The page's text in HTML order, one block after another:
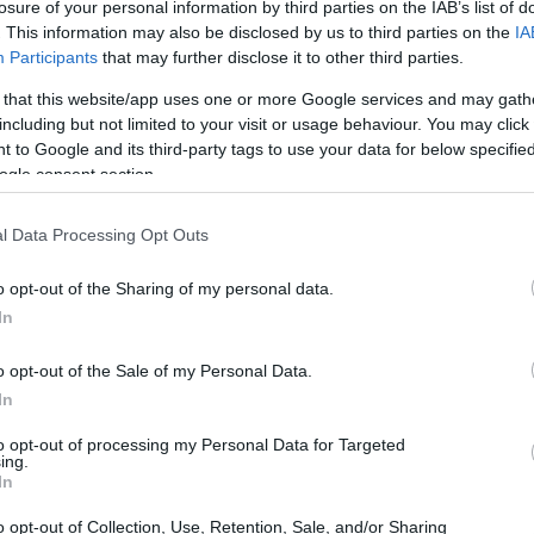
of your personal information by third parties on the IAB’s list of
This information may also be disclosed by us to third parties on the
Participants that may further disclose it to other third parties.
that this website/app uses one or more Google services and may
but not limited to your visit or usage behaviour. You may
to Google and its third-party tags to use your data for below
consent section.
Data Processing Opt Outs
opt-out of the Sharing of my personal data.
opt-out of the Sale of my Personal Data.
opt-out of processing my Personal Data for Targeted
opt-out of Collection, Use, Retention, Sale, and/or Sharing
Plus tem um suprimento atual de
do Bitcoin Plus é 12,82867078 USD e caiu -14,48
negociado em 10 mercado (s) ativo (s) com $
informações podem ser encontradas em